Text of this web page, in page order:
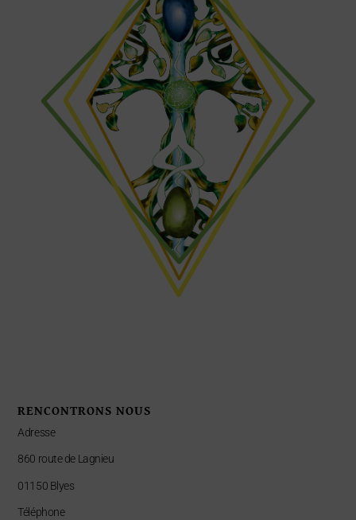
RENCONTRONS NOUS
Adresse
860 route de Lagnieu
01150 Blyes
Téléphone